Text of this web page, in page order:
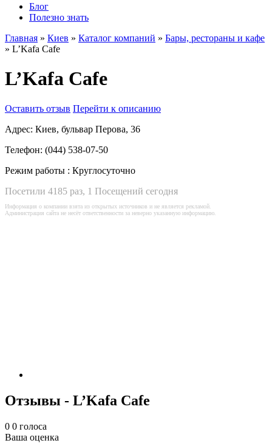
Блог
Полезно знать
Главная » Киев » Каталог компаний » Бары, рестораны и кафе
» L’Kafa Cafe
L’Kafa Cafe
Оставить отзыв Перейти к описанию
Адрес: Киев, бульвар Перова, 36
Телефон: (044) 538-07-50
Режим работы : Круглосуточно
Посетили 4185 раз, 1 Посещений сегодня
Информация о компании взята из открытых источников и не является рекламой.
Администрация сайта не несёт ответственности за неверно указанную информацию.
Отзывы - L’Kafa Cafe
0 0 голоса
Ваша оценка